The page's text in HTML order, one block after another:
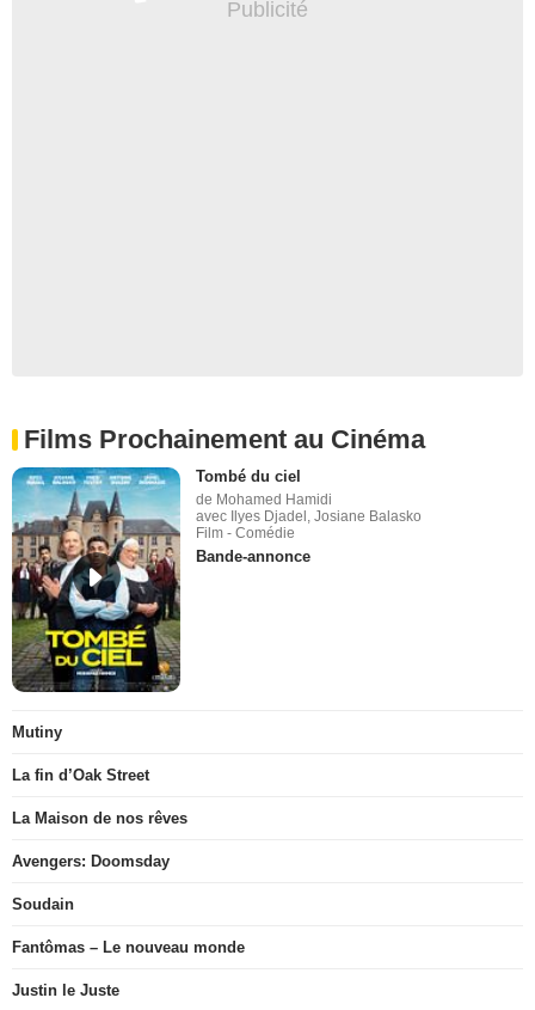
Films Prochainement au Cinéma
Tombé du ciel
de Mohamed Hamidi
avec Ilyes Djadel, Josiane Balasko
Film - Comédie
Bande-annonce
Mutiny
La fin d’Oak Street
La Maison de nos rêves
Avengers: Doomsday
Soudain
Fantômas – Le nouveau monde
Justin le Juste